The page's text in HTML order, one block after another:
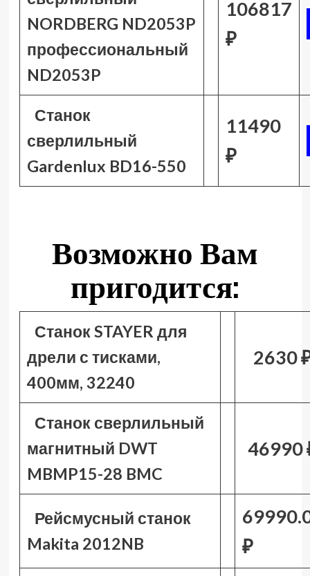
NORDBERG ND2053P
профессиональный
ND2053P
106817
₽
Станок
сверлильный
Gardenlux BD16-550
11490
₽
Возможно Вам
пригодится:
Станок STAYER для
дрели с тисками,
400мм, 32240
2630
Станок сверлильный
магнитный DWT
MBMP15-28 BMC
46990
Рейсмусный станок
Makita 2012NB
₽